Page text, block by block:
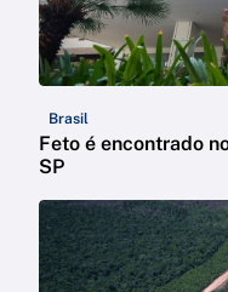
Brasil
Feto é encontrado
SP